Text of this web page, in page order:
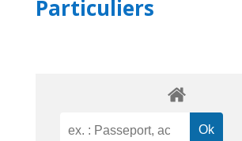
Particuliers